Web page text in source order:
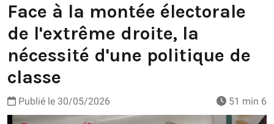
Face à la montée électorale
de l'extrême droite, la
nécessité d'une politique de
classe
Publié le 30/05/2026 51 min 6